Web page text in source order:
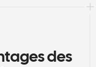
des